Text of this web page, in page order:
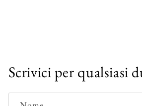
Scrivici per qualsiasi